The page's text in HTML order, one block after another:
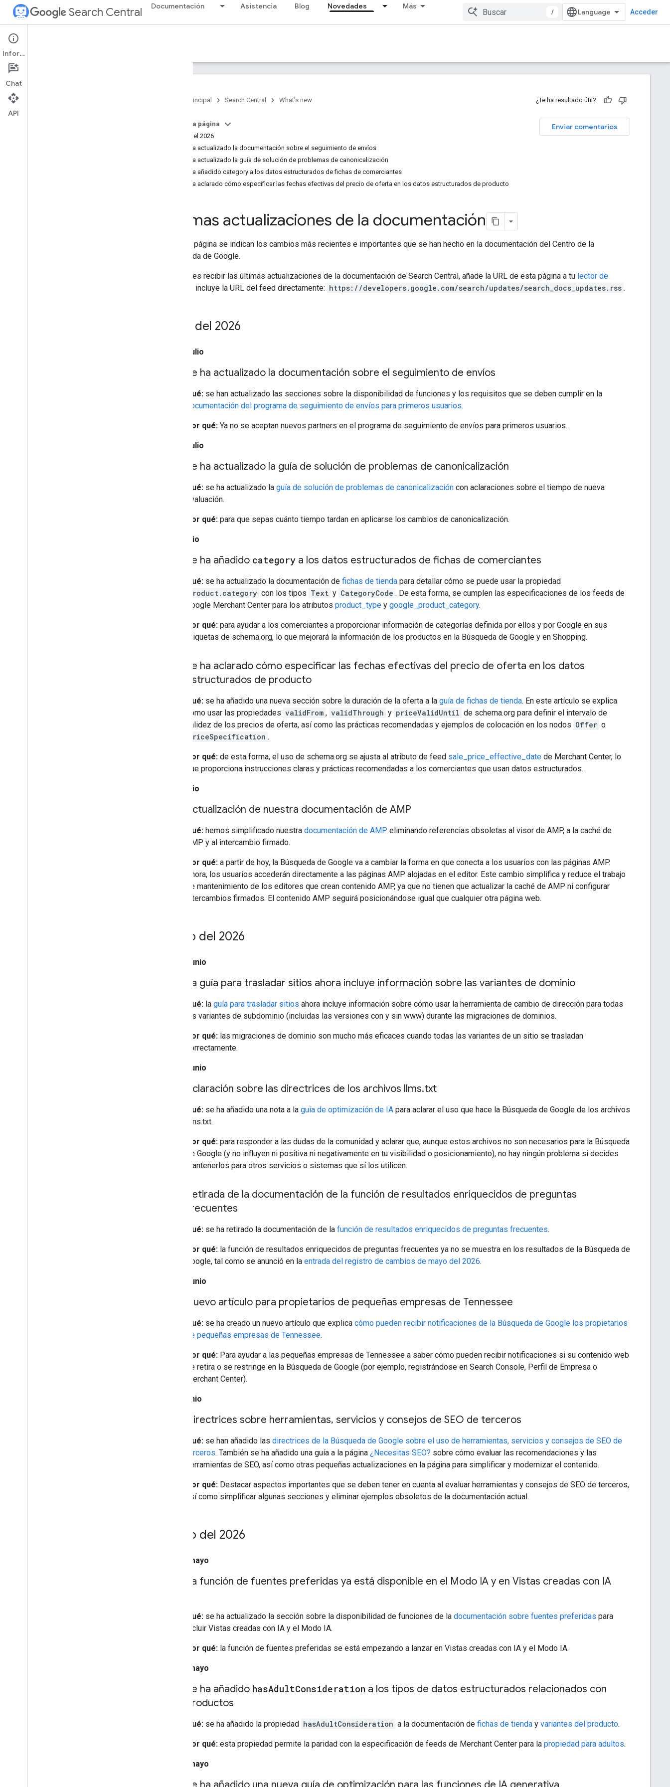
Search Central Documentación Asistencia Blog Novedades Más
/ Acceder
What's new
documentación
Nuevos vídeos de You
Página principal Search Central What's new ¿Te ha resultado útil?
Enviar comentarios
En esta página
Julio del 2026
Se ha actualizado la documentación sobre el seguimiento de envíos
Se ha actualizado la guía de solución de problemas de canonicalización
Se ha añadido category a los datos estructurados de fichas de comerciantes
Se ha aclarado cómo especificar las fechas efectivas del precio de oferta en los datos estructurados de producto
Últimas actualizaciones de la documentación
En esta página se indican los cambios más recientes e importantes que se han hecho en la documentación del Centro de la
Búsqueda de Google.
Si quieres recibir las últimas actualizaciones de la documentación de Search Central, añade la URL de esta página a tu lector de
o incluye la URL del feed directamente: https://developers.google.com/search/updates/search_docs_updates.rss .
Julio del 2026
14 de julio
Se ha actualizado la documentación sobre el seguimiento de envíos
Qué: se han actualizado las secciones sobre la disponibilidad de funciones y los requisitos que se deben cumplir en la
documentación del programa de seguimiento de envíos para primeros usuarios.
Por qué: Ya no se aceptan nuevos partners en el programa de seguimiento de envíos para primeros usuarios.
10 de julio
Se ha actualizado la guía de solución de problemas de canonicalización
Qué: se ha actualizado la guía de solución de problemas de canonicalización con aclaraciones sobre el tiempo de nueva
evaluación.
Por qué: para que sepas cuánto tiempo tardan en aplicarse los cambios de canonicalización.
7 de julio
Se ha añadido category a los datos estructurados de fichas de comerciantes
Qué: se ha actualizado la documentación de fichas de tienda para detallar cómo se puede usar la propiedad
Product.category con los tipos Text y CategoryCode . De esta forma, se cumplen las especificaciones de los feeds de
Google Merchant Center para los atributos product_type y google_product_category.
Por qué: para ayudar a los comerciantes a proporcionar información de categorías definida por ellos y por Google en sus
etiquetas de schema.org, lo que mejorará la información de los productos en la Búsqueda de Google y en Shopping.
Se ha aclarado cómo especificar las fechas efectivas del precio de oferta en los datos
estructurados de producto
Qué: se ha añadido una nueva sección sobre la duración de la oferta a la guía de fichas de tienda. En este artículo se explica
cómo usar las propiedades validFrom , validThrough y priceValidUntil de schema.org para definir el intervalo de
validez de los precios de oferta, así como las prácticas recomendadas y ejemplos de colocación en los nodos Offer o
PriceSpecification .
Por qué: de esta forma, el uso de schema.org se ajusta al atributo de feed sale_price_effective_date de Merchant Center, lo
que proporciona instrucciones claras y prácticas recomendadas a los comerciantes que usan datos estructurados.
1 de julio
Actualización de nuestra documentación de AMP
Qué: hemos simplificado nuestra documentación de AMP eliminando referencias obsoletas al visor de AMP, a la caché de
AMP y al intercambio firmado.
Por qué: a partir de hoy, la Búsqueda de Google va a cambiar la forma en que conecta a los usuarios con las páginas AMP.
Ahora, los usuarios accederán directamente a las páginas AMP alojadas en el editor. Este cambio simplifica y reduce el trabajo
de mantenimiento de los editores que crean contenido AMP, ya que no tienen que actualizar la caché de AMP ni configurar
intercambios firmados. El contenido AMP seguirá posicionándose igual que cualquier otra página web.
Junio del 2026
17 de junio
La guía para trasladar sitios ahora incluye información sobre las variantes de dominio
Qué: la guía para trasladar sitios ahora incluye información sobre cómo usar la herramienta de cambio de dirección para todas
las variantes de subdominio (incluidas las versiones con y sin www) durante las migraciones de dominios.
Por qué: las migraciones de dominio son mucho más eficaces cuando todas las variantes de un sitio se trasladan
correctamente.
15 de junio
Aclaración sobre las directrices de los archivos llms.txt
Qué: se ha añadido una nota a la guía de optimización de IA para aclarar el uso que hace la Búsqueda de Google de los archivos
llms.txt.
Por qué: para responder a las dudas de la comunidad y aclarar que, aunque estos archivos no son necesarios para la Búsqueda
de Google (y no influyen ni positiva ni negativamente en tu visibilidad o posicionamiento), no hay ningún problema si decides
mantenerlos para otros servicios o sistemas que sí los utilicen.
Retirada de la documentación de la función de resultados enriquecidos de preguntas
frecuentes
Qué: se ha retirado la documentación de la función de resultados enriquecidos de preguntas frecuentes.
Por qué: la función de resultados enriquecidos de preguntas frecuentes ya no se muestra en los resultados de la Búsqueda de
Google, tal como se anunció en la entrada del registro de cambios de mayo del 2026.
12 de junio
Nuevo artículo para propietarios de pequeñas empresas de Tennessee
Qué: se ha creado un nuevo artículo que explica cómo pueden recibir notificaciones de la Búsqueda de Google los propietarios
de pequeñas empresas de Tennessee.
Por qué: Para ayudar a las pequeñas empresas de Tennessee a saber cómo pueden recibir notificaciones si su contenido web
se retira o se restringe en la Búsqueda de Google (por ejemplo, registrándose en Search Console, Perfil de Empresa o
Merchant Center).
5 de junio
Directrices sobre herramientas, servicios y consejos de SEO de terceros
Qué: se han añadido las directrices de la Búsqueda de Google sobre el uso de herramientas, servicios y consejos de SEO de
terceros. También se ha añadido una guía a la página ¿Necesitas SEO? sobre cómo evaluar las recomendaciones y las
herramientas de SEO, así como otras pequeñas actualizaciones en la página para simplificar y modernizar el contenido.
Por qué: Destacar aspectos importantes que se deben tener en cuenta al evaluar herramientas y consejos de SEO de terceros,
así como simplificar algunas secciones y eliminar ejemplos obsoletos de la documentación actual.
Mayo del 2026
27 de mayo
La función de fuentes preferidas ya está disponible en el Modo IA y en Vistas creadas con IA
Qué: se ha actualizado la sección sobre la disponibilidad de funciones de la documentación sobre fuentes preferidas para
incluir Vistas creadas con IA y el Modo IA.
Por qué: la función de fuentes preferidas se está empezando a lanzar en Vistas creadas con IA y el Modo IA.
20 de mayo
Se ha añadido hasAdultConsideration a los tipos de datos estructurados relacionados con
productos
Qué: se ha añadido la propiedad hasAdultConsideration a la documentación de fichas de tienda y variantes del producto.
Por qué: esta propiedad permite la paridad con la especificación de feeds de Merchant Center para la propiedad para adultos.
15 de mayo
Información
Chat
API